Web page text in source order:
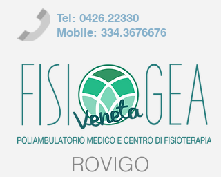
Tel: 0426.22330
Mobile: 334.3676676
ROVIGO